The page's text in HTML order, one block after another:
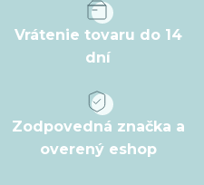
Vrátenie tovaru do 14
dní
Zodpovedná značka a
overený eshop